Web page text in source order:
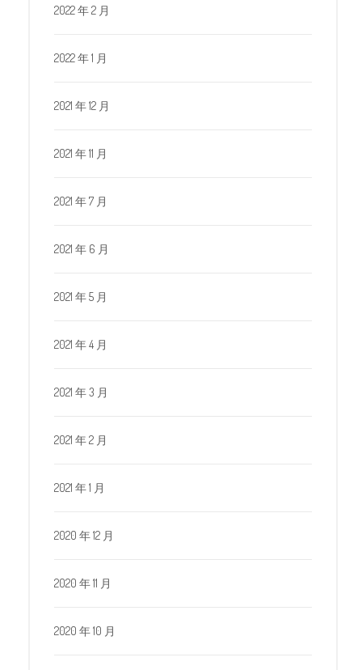
2022 年 2 月
2022 年 1 月
2021 年 12 月
2021 年 11 月
2021 年 7 月
2021 年 6 月
2021 年 5 月
2021 年 4 月
2021 年 3 月
2021 年 2 月
2021 年 1 月
2020 年 12 月
2020 年 11 月
2020 年 10 月